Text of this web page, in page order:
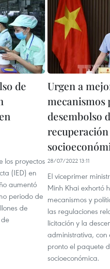
de
los proyectos
(IED) en
aumentó
periodo de
de
Urgen a
mecanismos
desembolso
recuperación
28/07/2022 13:11
El viceprimer
Minh Khai exhortó
mecanismos y
las regulaciones
licitación y la
administrativa, con
pronto el paquete
socioeconómica.